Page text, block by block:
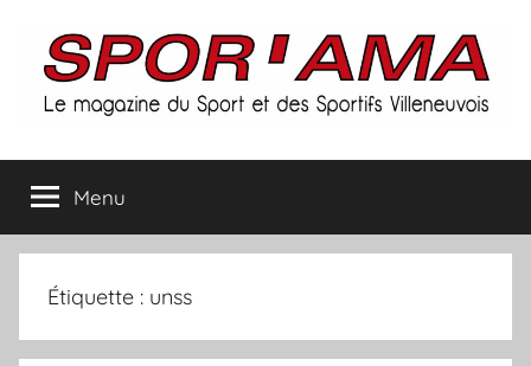
contenu
Spor'ama
le
magazine
Menu
Étiquette : unss